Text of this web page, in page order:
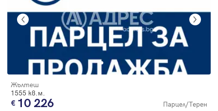
Жълтеш
1555 кв.м.
10 226 Парцел/Терен